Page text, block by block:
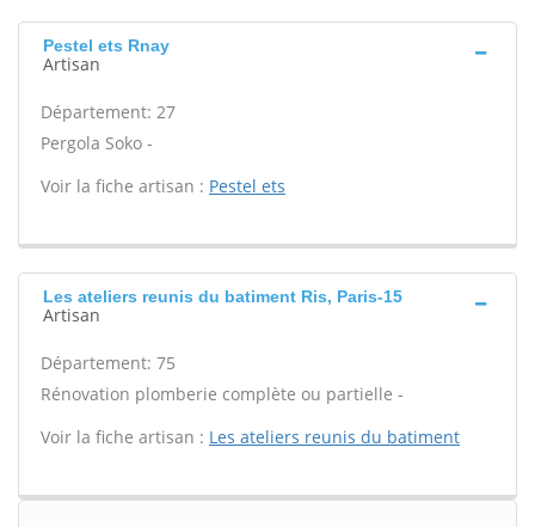
Pestel ets Rnay
Artisan
Département: 27
Pergola Soko -
Voir la fiche artisan : Pestel ets
Les ateliers reunis du batiment Ris, Paris-15
Artisan
Département: 75
Rénovation plomberie complète ou partielle -
Voir la fiche artisan : Les ateliers reunis du batiment